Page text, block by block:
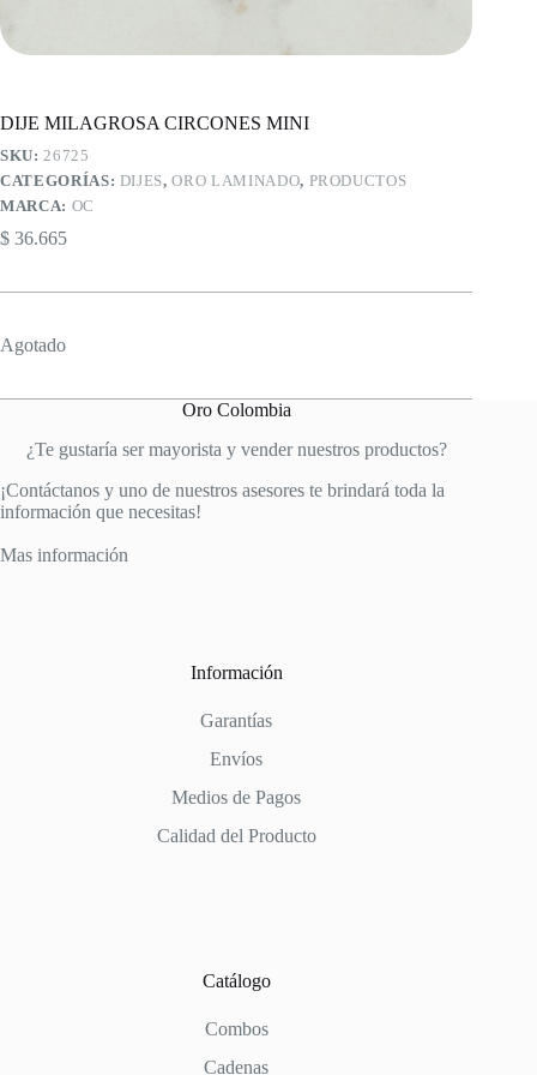
DIJE MILAGROSA CIRCONES MINI
SKU:26725
CATEGORÍAS: DIJES,ORO LAMINADO, PRODUCTOS
MARCA: OC
$ 36.665
Agotado
Oro Colombia
¿Te gustaría ser mayorista y vender nuestros productos?
¡Contáctanos y uno de nuestros asesores te brindará toda la
información que necesitas!
Mas información
Información
Garantías
Envíos
Medios de Pagos
Calidad del Producto
Catálogo
Combos
Cadenas